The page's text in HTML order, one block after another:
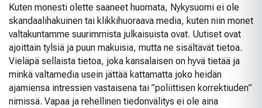
Kuten monesti olette saaneet huomata, Nykysuomi ei ole
skandaalihakuinen tai klikkihuoraava media, kuten niin monet
valtakuntamme suurimmista julkaisuista ovat. Uutiset ovat
ajoittain tylsiä ja puun makuisia, mutta ne sisältävät tietoa.
Vieläpä sellaista tietoa, joka kansalaisen on hyvä tietää ja
minkä valtamedia usein jättää kattamatta joko heidän
ajamiensa intressien vastaisena tai ”poliittisen korrektiuden”
nimissä. Vapaa ja rehellinen tiedonvälitys ei ole aina